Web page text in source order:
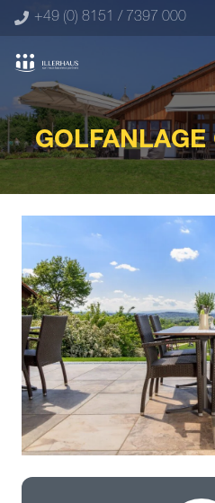
+49 (0) 8151 / 7397 000
GOLFANLAGE